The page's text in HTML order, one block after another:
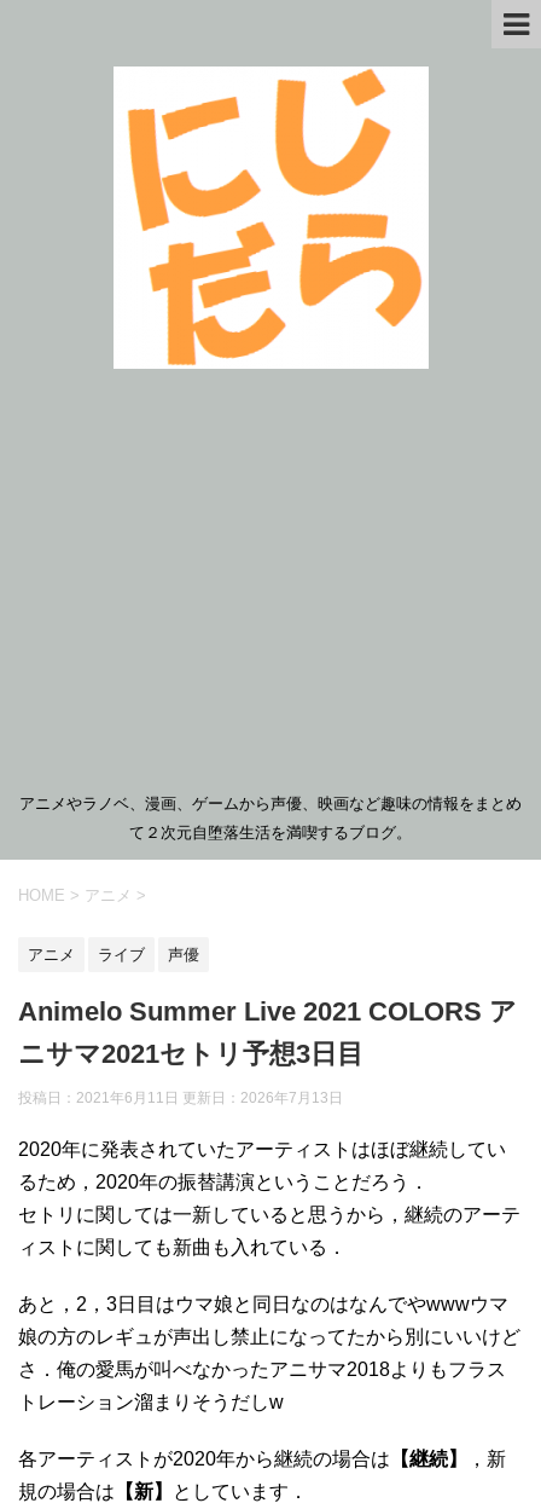
アニメやラノベ、漫画、ゲームから声優、映画など趣味の情報をまとめ
て２次元自堕落生活を満喫するブログ。
HOME > アニメ >
アニメ ライブ 声優
Animelo Summer Live 2021 COLORS ア
ニサマ2021セトリ予想3日目
投稿日：2021年6月11日 更新日： 2026年7月13日
2020年に発表されていたアーティストはほぼ継続してい
るため，2020年の振替講演ということだろう．
セトリに関しては一新していると思うから，継続のアーテ
ィストに関しても新曲も入れている．
あと，2，3日目はウマ娘と同日なのはなんでやwwwウマ
娘の方のレギュが声出し禁止になってたから別にいいけど
さ．俺の愛馬が叫べなかったアニサマ2018よりもフラス
トレーション溜まりそうだしw
各アーティストが2020年から継続の場合は 【継続】
，新
規の場合は 【新】
としています．